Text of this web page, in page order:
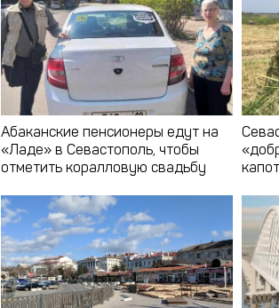
Абаканские пенсионеры едут на
«Ладе» в Севастополь, чтобы
отметить коралловую свадьбу